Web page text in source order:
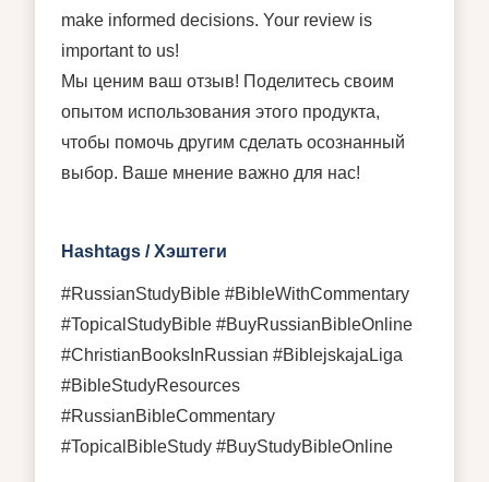
make informed decisions. Your review is
important to us!
Мы ценим ваш отзыв! Поделитесь своим
опытом использования этого продукта,
чтобы помочь другим сделать осознанный
выбор. Ваше мнение важно для нас!
Hashtags / Хэштеги
#RussianStudyBible #BibleWithCommentary
#TopicalStudyBible #BuyRussianBibleOnline
#ChristianBooksInRussian #BiblejskajaLiga
#BibleStudyResources
#RussianBibleCommentary
#TopicalBibleStudy #BuyStudyBibleOnline